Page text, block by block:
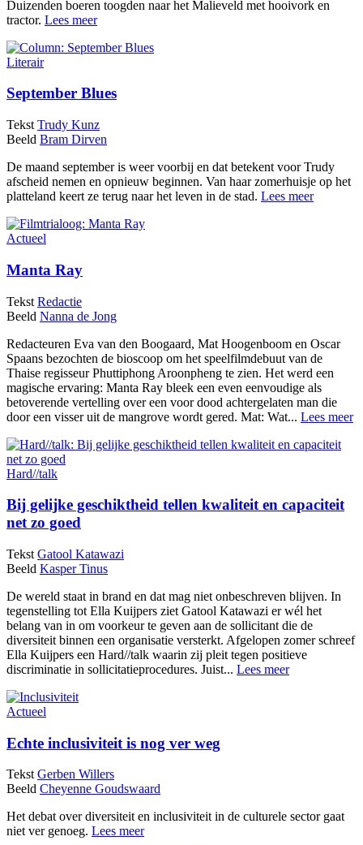
Duizenden boeren toogden naar het Malieveld met hooivork en
tractor. Lees meer
Literair
September Blues
Tekst Trudy Kunz
Beeld Bram Dirven
De maand september is weer voorbij en dat betekent voor Trudy
afscheid nemen en opnieuw beginnen. Van haar zomerhuisje op het
platteland keert ze terug naar het leven in de stad. Lees meer
Actueel
Manta Ray
Tekst Redactie
Beeld Nanna de Jong
Redacteuren Eva van den Boogaard, Mat Hoogenboom en Oscar
Spaans bezochten de bioscoop om het speelfilmdebuut van de
Thaise regisseur Phuttiphong Aroonpheng te zien. Het werd een
magische ervaring: Manta Ray bleek een even eenvoudige als
betoverende vertelling over een voor dood achtergelaten man die
door een visser uit de mangrove wordt gered. Mat: Wat... Lees meer
Hard//talk
Bij gelijke geschiktheid tellen kwaliteit en capaciteit
net zo goed
Tekst Gatool Katawazi
Beeld Kasper Tinus
De wereld staat in brand en dat mag niet onbeschreven blijven. In
tegenstelling tot Ella Kuijpers ziet Gatool Katawazi er wél het
belang van in om voorkeur te geven aan de sollicitant die de
diversiteit binnen een organisatie versterkt. Afgelopen zomer schreef
Ella Kuijpers een Hard//talk waarin zij pleit tegen positieve
discriminatie in sollicitatieprocedures. Juist... Lees meer
Actueel
Echte inclusiviteit is nog ver weg
Tekst Gerben Willers
Beeld Cheyenne Goudswaard
Het debat over diversiteit en inclusiviteit in de culturele sector gaat
niet ver genoeg. Lees meer